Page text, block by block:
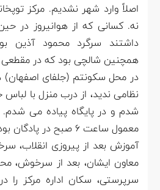
اصلاً وارد شهر نشدیم. مرکز
نه. کسانی که از هوانیروز در
داشتند سرگرد محمود آذین
همچنین شالچی بود که در مقطعی
در محل سکونتم (جلفای
نظامی ندید، از درب منزل با
معمول ساعت 6 صبح در
آموزش بعد از پیروزی انقلاب،
معاون ایشان، بعد از سرخوش،
سرپرستی، سکان اداره مرکز